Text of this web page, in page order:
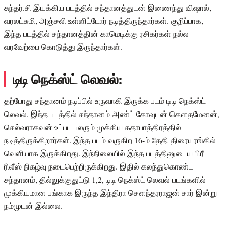
சுந்தர்.சி இயக்கிய படத்தில் சந்தானத்துடன் இணைந்து விஷால்,
வரலட்சுமி, அஞ்சலி உள்ளிட்டோர் நடித்திருந்தார்கள். குறிப்பாக,
இந்த படத்தில் சந்தானத்தின் காமெடிக்கு ரசிகர்கள் நல்ல
வரவேற்பை கொடுத்து இருந்தார்கள்.
டிடி நெக்ஸ்ட் லெவல்:
தற்போது சந்தானம் நடிப்பில் உருவாகி இருக்க படம் டிடி நெக்ஸ்ட்
லெவல். இந்த படத்தில் சந்தானம் அண்ட் கோவுடன் கௌதமேனன்,
செல்வராகவன் உட்பட பலரும் முக்கிய கதாபாத்திரத்தில்
நடித்திருக்கிறார்கள். இந்த படம் வருகிற 16-ம் தேதி திரையரங்கில்
வெளியாக இருக்கிறது. இந்நிலையில் இந்த படத்தினுடைய பிரீ
ரிலீஸ் நிகழ்வு நடைபெற்றிருக்கிறது. இதில் கலந்துகொண்ட
சந்தானம், தில்லுக்குதுட்டு 1,2, டிடி நெக்ஸ்ட் லெவல் படங்களில்
முக்கியமான பங்காக இருந்த இந்திரா சௌந்தரராஜன் சார் இன்று
நம்முடன் இல்லை.